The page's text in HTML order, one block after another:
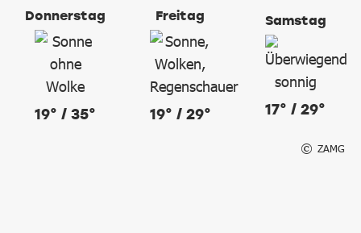
Donnerstag
19° / 35°
Freitag
19° / 29°
Samstag
17° / 29°
ZAMG